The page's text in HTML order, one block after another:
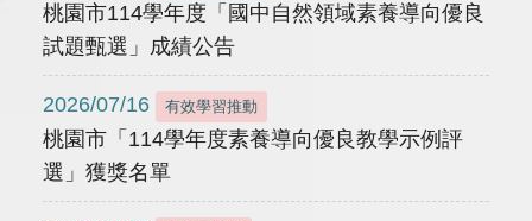
桃園市114學年度「國中自然領域素養導向優良
試題甄選」成績公告
2026/07/16 有效學習推動
桃園市「114學年度素養導向優良教學示例評
選」獲獎名單